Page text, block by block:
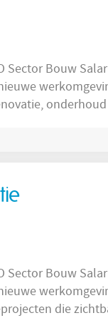
Je
gebouwen.
Binnen
die